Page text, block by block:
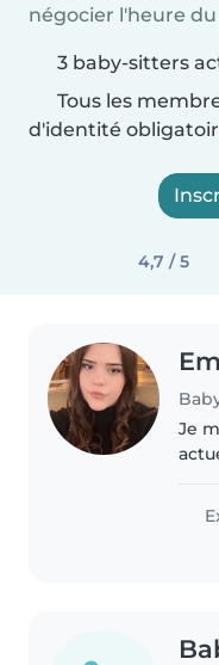
négocier l'heure
3 baby-sitters
Tous les
d'identité
4,7 / 5
Je